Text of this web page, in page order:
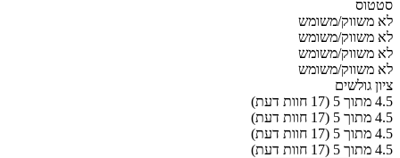
סטטוס
לא משווק/משומש
לא משווק/משומש
לא משווק/משומש
לא משווק/משומש
ציון גולשים
4.5 מתוך 5 (17 חוות דעת)
4.5 מתוך 5 (17 חוות דעת)
4.5 מתוך 5 (17 חוות דעת)
4.5 מתוך 5 (17 חוות דעת)